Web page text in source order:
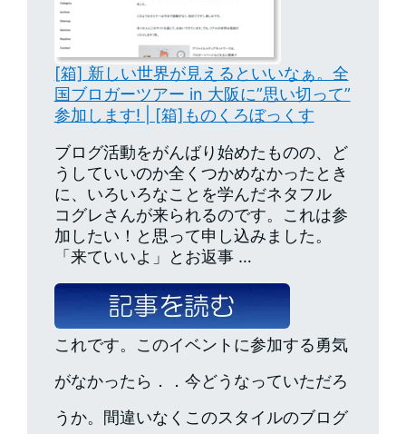
[箱] 新しい世界が見えるといいなぁ。全
国ブロガーツアー in 大阪に”思い切って”
参加します! | [箱]ものくろぼっくす
ブログ活動をがんばり始めたものの、ど
うしていいのか全くつかめなかったとき
に、いろいろなことを学んだネタフル
コグレさんが来られるのです。これは参
加したい！と思って申し込みました。
「来ていいよ」とお返事 …
これです。このイベントに参加する勇気
がなかったら．．今どうなっていただろ
うか。間違いなくこのスタイルのブログ